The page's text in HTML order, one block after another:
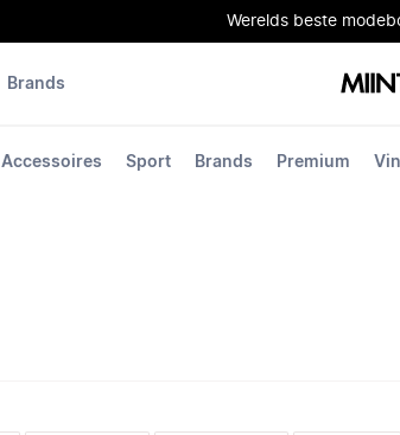
Werelds beste
Accessoires Sport Brands Premium
Brands